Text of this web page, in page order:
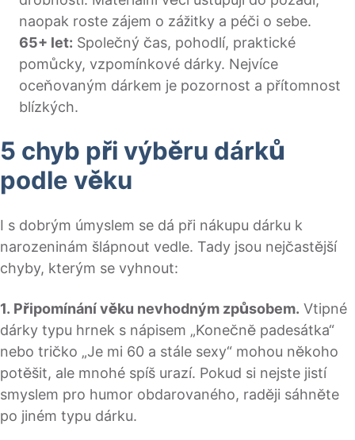
naopak roste zájem o zážitky a péči o sebe.
65+ let: Společný čas, pohodlí, praktické
pomůcky, vzpomínkové dárky. Nejvíce
oceňovaným dárkem je pozornost a přítomnost
blízkých.
5 chyb při výběru dárků
podle věku
I s dobrým úmyslem se dá při nákupu dárku k
narozeninám šlápnout vedle. Tady jsou nejčastější
chyby, kterým se vyhnout:
1. Připomínání věku nevhodným způsobem. Vtipné
dárky typu hrnek s nápisem „Konečně padesátka“
nebo tričko „Je mi 60 a stále sexy“ mohou někoho
potěšit, ale mnohé spíš urazí. Pokud si nejste jistí
smyslem pro humor obdarovaného, raději sáhněte
po jiném typu dárku.